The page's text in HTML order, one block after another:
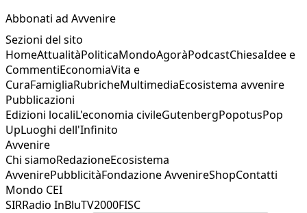
Abbonati ad Avvenire
Sezioni del sito
HomeAttualitàPoliticaMondoAgoràPodcastChiesaIdee e
CommentiEconomiaVita e
CuraFamigliaRubricheMultimediaEcosistema avvenire
Pubblicazioni
Edizioni localiL'economia civileGutenbergPopotusPop
UpLuoghi dell'Infinito
Avvenire
Chi siamoRedazioneEcosistema
AvvenirePubblicitàFondazione AvvenireShopContatti
Mondo CEI
SIRRadio InBluTV2000FISC